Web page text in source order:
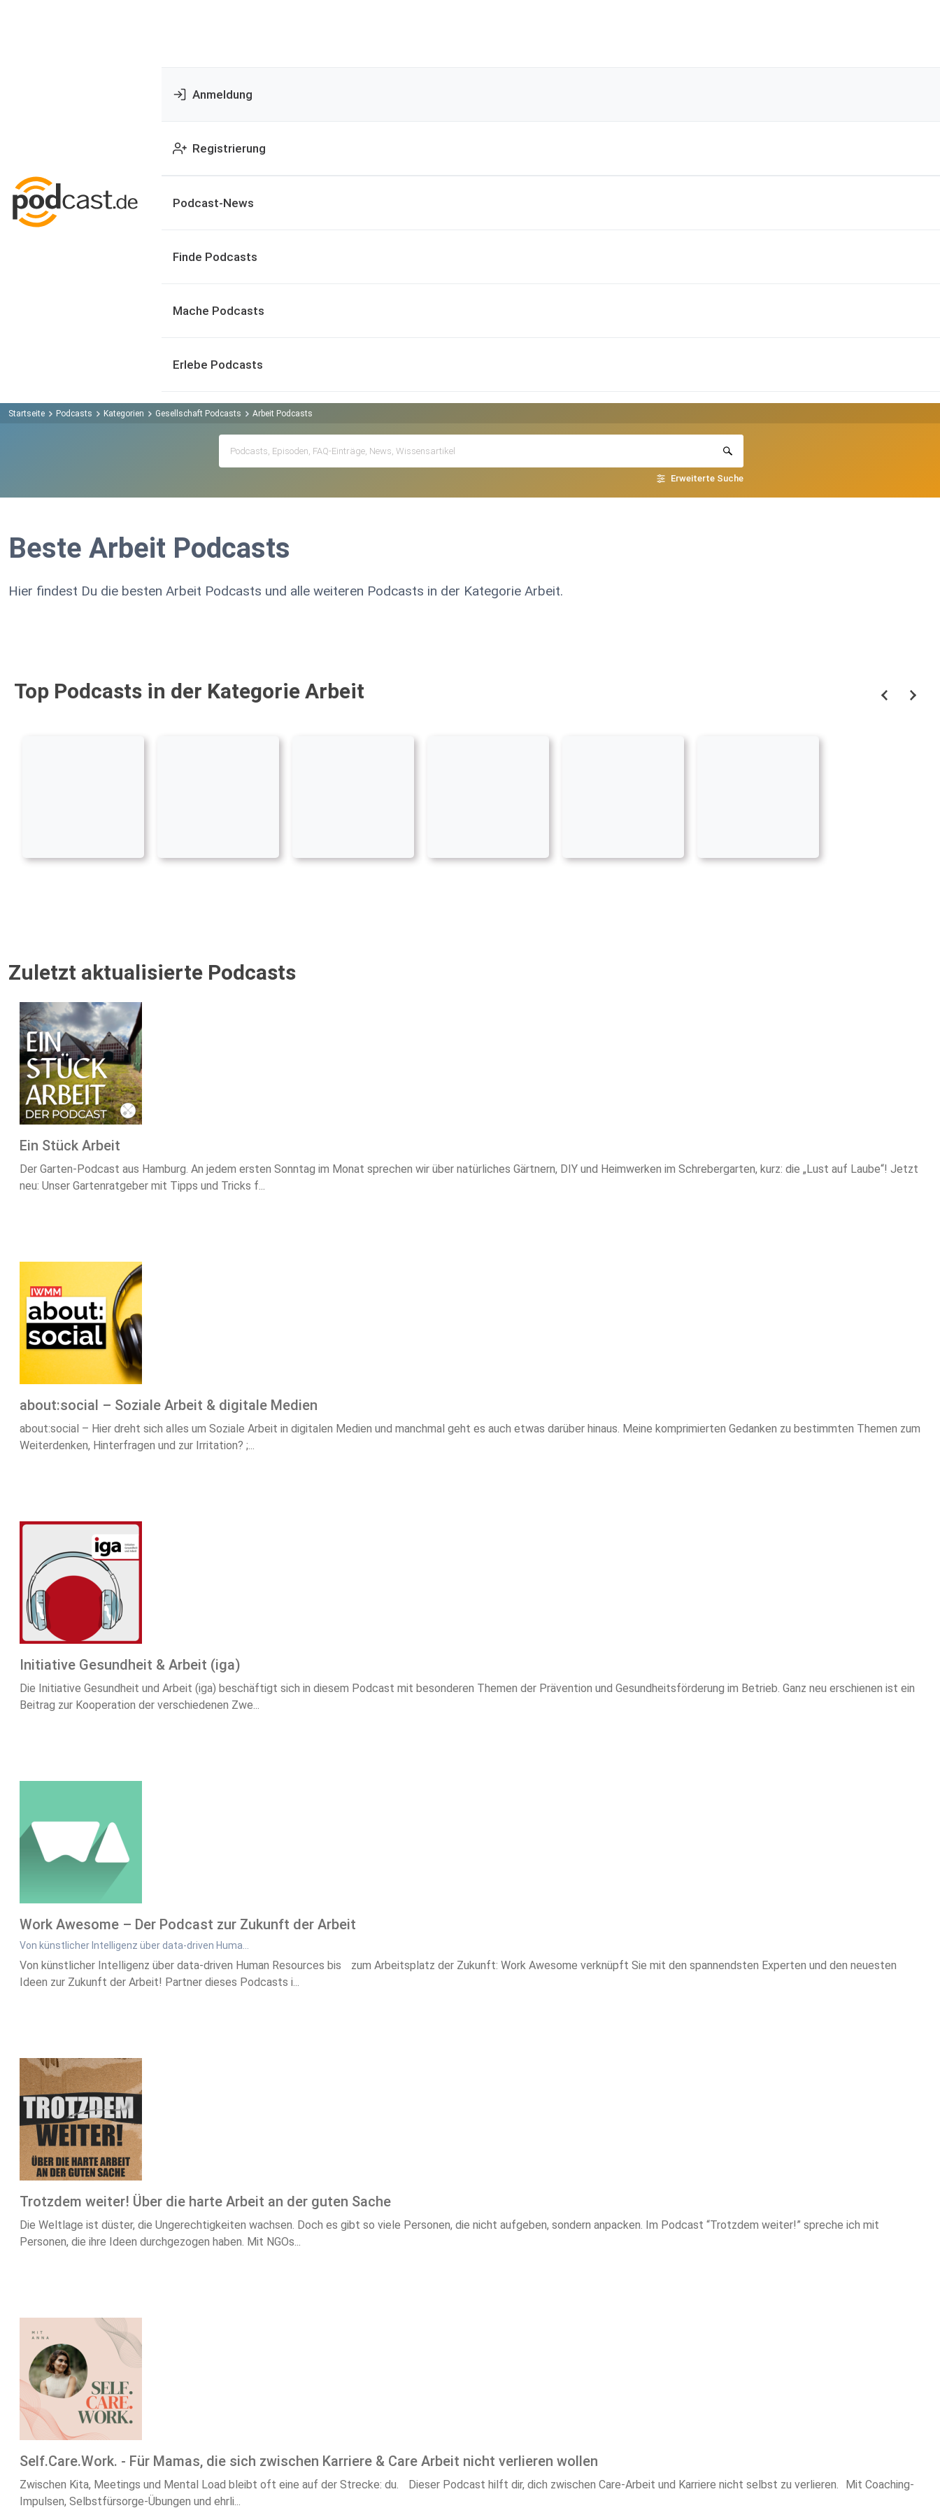
Anmeldung
Registrierung
Podcast-News
Finde Podcasts
Mache Podcasts
Erlebe Podcasts
Startseite Podcasts Kategorien Gesellschaft Podcasts Arbeit Podcasts
Erweiterte Suche
Beste Arbeit Podcasts
Hier findest Du die besten Arbeit Podcasts und alle weiteren Podcasts in der Kategorie Arbeit.
Top Podcasts in der Kategorie Arbeit
Zuletzt aktualisierte Podcasts
Ein Stück Arbeit
Der Garten-Podcast aus Hamburg. An jedem ersten Sonntag im Monat sprechen wir über natürliches Gärtnern, DIY und Heimwerken im Schrebergarten, kurz: die „Lust auf Laube“! Jetzt
neu: Unser Gartenratgeber mit Tipps und Tricks f...
about:social – Soziale Arbeit & digitale Medien
about:social – Hier dreht sich alles um Soziale Arbeit in digitalen Medien und manchmal geht es auch etwas darüber hinaus. Meine komprimierten Gedanken zu bestimmten Themen zum
Weiterdenken, Hinterfragen und zur Irritation? ;...
Initiative Gesundheit & Arbeit (iga)
Die Initiative Gesundheit und Arbeit (iga) beschäftigt sich in diesem Podcast mit besonderen Themen der Prävention und Gesundheitsförderung im Betrieb. Ganz neu erschienen ist ein
Beitrag zur Kooperation der verschiedenen Zwe...
Work Awesome – Der Podcast zur Zukunft der Arbeit
Von künstlicher Intelligenz über data-driven Huma…
Von künstlicher Intelligenz über data-driven Human Resources bis zum Arbeitsplatz der Zukunft: Work Awesome verknüpft Sie mit den spannendsten Experten und den neuesten
Ideen zur Zukunft der Arbeit! Partner dieses Podcasts i...
Trotzdem weiter! Über die harte Arbeit an der guten Sache
Die Weltlage ist düster, die Ungerechtigkeiten wachsen. Doch es gibt so viele Personen, die nicht aufgeben, sondern anpacken. Im Podcast “Trotzdem weiter!” spreche ich mit
Personen, die ihre Ideen durchgezogen haben. Mit NGOs...
Self.Care.Work. - Für Mamas, die sich zwischen Karriere & Care Arbeit nicht verlieren wollen
Zwischen Kita, Meetings und Mental Load bleibt oft eine auf der Strecke: du. Dieser Podcast hilft dir, dich zwischen Care-Arbeit und Karriere nicht selbst zu verlieren. Mit Coaching-
Impulsen, Selbstfürsorge-Übungen und ehrli...